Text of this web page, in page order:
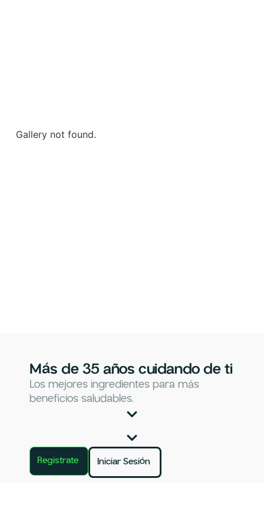
Gallery not found.
Más de 35 años cuidando de ti
Los mejores ingredientes para más
beneficios saludables.
Registrate Iniciar Sesión